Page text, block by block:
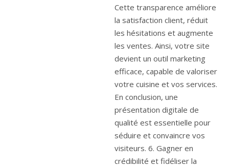
Cette transparence améliore
la satisfaction client, réduit
les hésitations et augmente
les ventes. Ainsi, votre site
devient un outil marketing
efficace, capable de valoriser
votre cuisine et vos services.
En conclusion, une
présentation digitale de
qualité est essentielle pour
séduire et convaincre vos
visiteurs. 6. Gagner en
crédibilité et fidéliser la